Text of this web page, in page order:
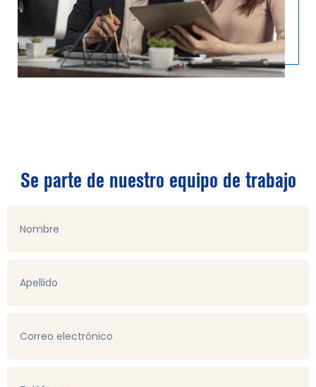
Se parte de nuestro equipo de trabajo